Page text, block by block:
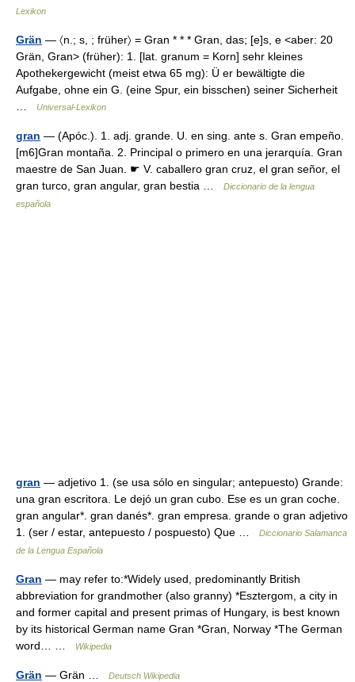
Lexikon
Grän — 〈n.; s, ; früher〉 = Gran * * * Gran, das; [e]s, e <aber: 20
Grän, Gran> (früher): 1. [lat. granum = Korn] sehr kleines
Apothekergewicht (meist etwa 65 mg): Ü er bewältigte die
Aufgabe, ohne ein G. (eine Spur, ein bisschen) seiner Sicherheit
Universal-Lexikon
gran — (Apóc.). 1. adj. grande. U. en sing. ante s. Gran empeño.
[m6]Gran montaña. 2. Principal o primero en una jerarquía. Gran
maestre de San Juan. ☛ V. caballero gran cruz, el gran señor, el
gran turco, gran angular, gran bestia …
Diccionario de la lengua
española
gran — adjetivo 1. (se usa sólo en singular; antepuesto) Grande:
una gran escritora. Le dejó un gran cubo. Ese es un gran coche.
gran angular*. gran danés*. gran empresa. grande o gran adjetivo
1. (ser / estar, antepuesto / pospuesto) Que …
Diccionario Salamanca
de la Lengua Española
Gran — may refer to:*Widely used, predominantly British
abbreviation for grandmother (also granny) *Esztergom, a city in
and former capital and present primas of Hungary, is best known
by its historical German name Gran *Gran, Norway *The German
word… …
Wikipedia
Grän — Grän … Deutsch Wikipedia